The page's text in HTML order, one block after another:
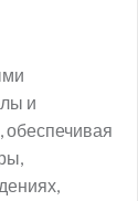
и
обеспечивая